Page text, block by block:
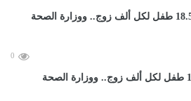
0
تراجع معدل المواليد إلى 18.5 طفل لكل ألف زوج.. ووزارة الصحة